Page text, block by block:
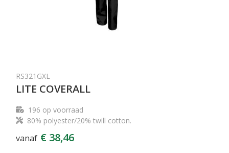
RS321GXL
LITE COVERALL
196 op voorraad
80% polyester/20% twill cotton.
vanaf € 38,46